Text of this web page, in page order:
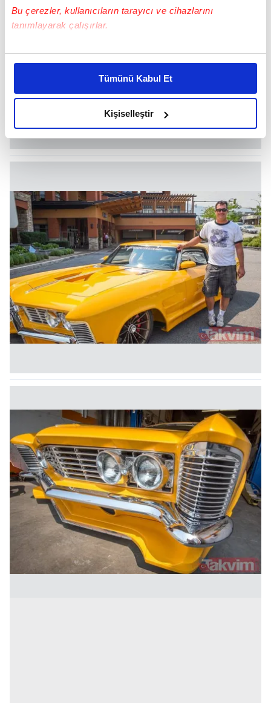
Bu çerezler, kullanıcıların tarayıcı ve cihazlarını
tanımlayarak çalışırlar.
Bu çerezlere izin vermeniz halinde sizlere özel
daha iyi reklam deneyimi yaşatabiliriz. Bunu yaparken
amacımızın size daha iyi bir reklam deneyimi sunmak
olduğunu ve sizlere en iyi içerikleri sunabilmek adına
elimizden gelen çabayı gösterdiğimizi ve bu noktada,
reklamların maliyetlerimizi karşılamak noktasında tek gelir
kalemimiz olduğunu sizlere hatırlatmak isteriz.
takdirde, kullanıcılara hedefli reklamlar
gösterilmeyecektir."
Sizlere daha iyi bir hizmet sunabilmek için İnternet
Sitemizde kendimize ve üçüncü kişilere ait çerezler
kullanılmaktadır. Bu çerezler vasıtasıyla çeşitli kişisel
verileriniz işlenmekte olup gerekli olan çerezler bilgi
toplumu hizmetlerinin sunulması amacıyla
kullanılmaktadır. Diğer çerezler, sitemizin daha işlevsel
kılınması ve kişiselleştirilmesi ve sizlere yönelik
reklam/pazarlama faaliyetlerinin yapılması, amaçlarıyla
Çerezlere ilişkin tercihlerinizi aşağıda yer alan panel
için Ayarlar butonuna tıklayabilir,Çerez Bilgilendirme
Metnimiziziyaret edebilirsiniz.
6698 sayılı Kişisel Verilerin Korunması Kanunu uyarınca
hazırlanmış Aydınlatma Metnimizi okumak ve sitemizde
ilgili mevzuata uygun olarak kullanılan çerezlerle ilgili bilgi
almak için lütfentıklayınız.
Tümünü Kabul Et
Kişiselleştir